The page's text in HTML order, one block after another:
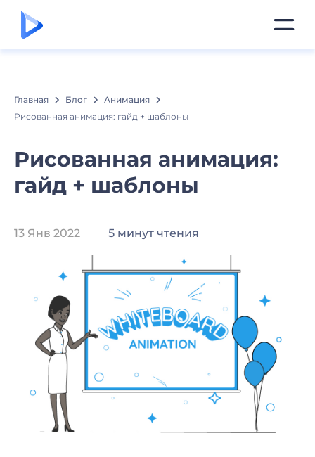
Главная Блог
Анимация
Рисованная анимация: гайд + шаблоны
Рисованная анимация:
гайд + шаблоны
13 Янв 2022 5 минут чтения